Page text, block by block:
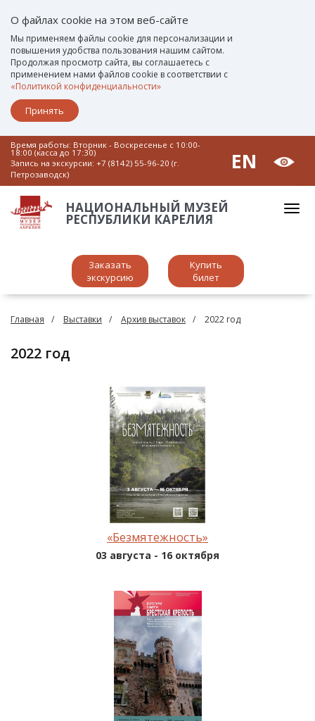
О файлах cookie на этом веб-сайте
Мы применяем файлы cookie для персонализации и
повышения удобства пользования нашим сайтом.
Продолжая просмотр сайта, вы соглашаетесь с
применением нами файлов cookie в соответствии с
«Политикой конфиденциальности»
Принять
Время работы: Вторник - Воскресенье c 10:00-
18:00 (касса до 17:30)
Запись на экскурсии: +7 (8142) 55-96-20 (г.
Петрозаводск)
EN
НАЦИОНАЛЬНЫЙ МУЗЕЙ
РЕСПУБЛИКИ КАРЕЛИЯ
Заказать
экскурсию
Купить
билет
Главная Выставки Архив выставок 2022 год
2022 год
«Безмятежность»
03 августа - 16 октября